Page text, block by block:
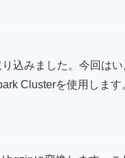
込みました。今回は
Clusterを使用します